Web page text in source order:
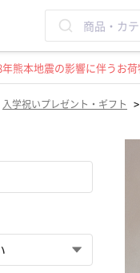
年熊本地震の影響に伴うお
入学祝いプレゼント・ギフト >